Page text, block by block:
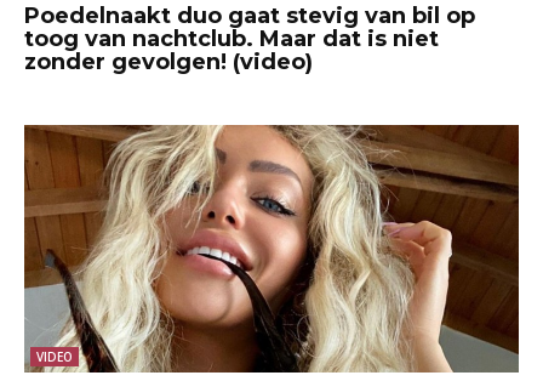
Poedelnaakt duo gaat stevig van bil op
toog van nachtclub. Maar dat is niet
zonder gevolgen! (video)
VIDEO